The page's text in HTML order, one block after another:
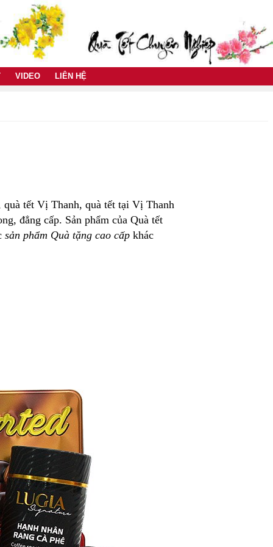
VIDEO LIÊN HỆ
tết Vị Thanh, quà tết tại Vị Thanh
đẳng cấp. Sản phẩm của Quà tết
sản phẩm Quà tặng cao cấpkhác